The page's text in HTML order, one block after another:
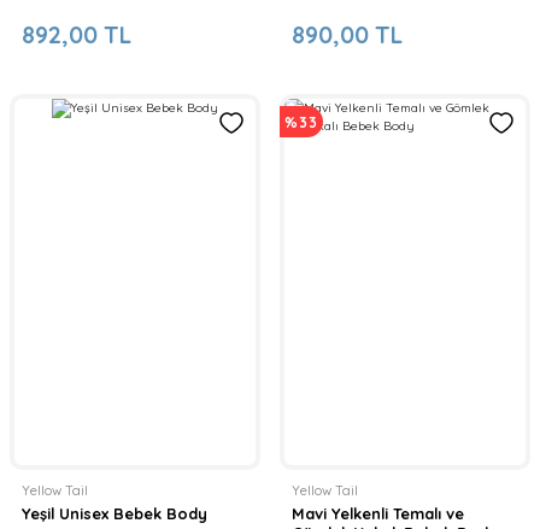
892,00 TL 890,00 TL
Yellow Tail
Yeşil Unisex Bebek Body
%33
Yellow Tail
Mavi Yelkenli Temalı ve